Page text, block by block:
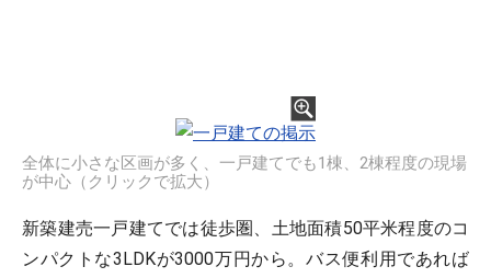
全体に小さな区画が多く、一戸建てでも1棟、2棟程度の現場
が中心（クリックで拡大）
新築建売一戸建てでは徒歩圏、土地面積50平米程度のコ
ンパクトな3LDKが3000万円から。バス便利用であれば